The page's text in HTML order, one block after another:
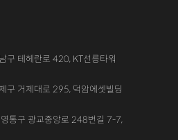
구 테헤란로 420, KT선릉타워
구 거제대로 295, 덕암에셋빌딩
영통구 광교중앙로 248번길 7-7,